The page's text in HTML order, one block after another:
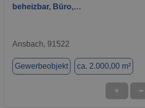
beheizbar, Büro,…
Ansbach, 91522
Gewerbeobjekt ca. 2.000,00 m²
★ ➦